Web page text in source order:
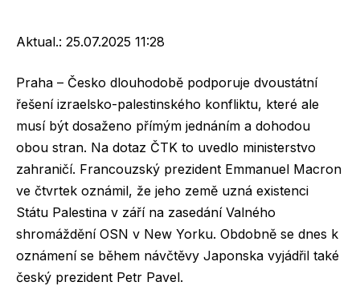
Aktual.: 25.07.2025 11:28
Praha – Česko dlouhodobě podporuje dvoustátní
řešení izraelsko-palestinského konfliktu, které ale
musí být dosaženo přímým jednáním a dohodou
obou stran. Na dotaz ČTK to uvedlo ministerstvo
zahraničí. Francouzský prezident Emmanuel Macron
ve čtvrtek oznámil, že jeho země uzná existenci
Státu Palestina v září na zasedání Valného
shromáždění OSN v New Yorku. Obdobně se dnes k
oznámení se během návčtěvy Japonska vyjádřil také
český prezident Petr Pavel.